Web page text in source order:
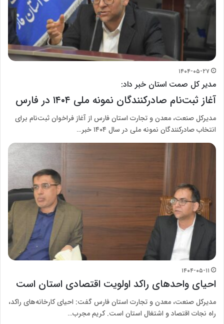
۱۴۰۴-۰۵-۲۷
مدیر کل صمت استان خبر داد:
آغاز ثبت‌نام صادرکنندگان نمونه ملی ۱۴۰۴ در فارس
مدیرکل صنعت، معدن و تجارت استان فارس از آغاز فراخوان ثبت‌نام برای
انتخاب صادرکنندگان نمونه ملی در سال ۱۴۰۴ خبر…
۱۴۰۴-۰۵-۱۱
احیای واحد‌های راکد اولویت اقتصادی استان است
مدیرکل صنعت، معدن و تجارت استان فارس گفت: احیای کارخانه‌های راکد،
راه نجات اقتصاد و اشتغال استان است. کریم مجرب…